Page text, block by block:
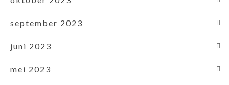
september 2023
juni 2023
mei 2023